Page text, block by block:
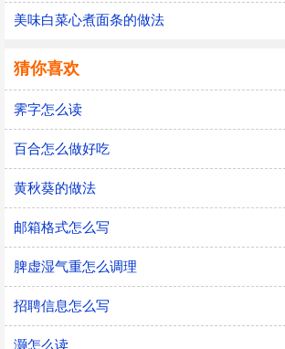
美味白菜心煮面条的做法
猜你喜欢
霁字怎么读
百合怎么做好吃
黄秋葵的做法
邮箱格式怎么写
脾虚湿气重怎么调理
招聘信息怎么写
灏怎么读